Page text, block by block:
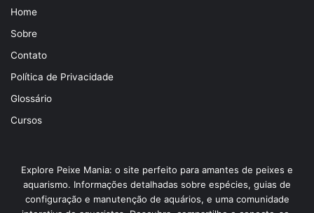
Home
Sobre
Contato
Política de Privacidade
Glossário
Cursos
Explore Peixe Mania: o site perfeito para amantes de peixes e
aquarismo. Informações detalhadas sobre espécies, guias de
configuração e manutenção de aquários, e uma comunidade